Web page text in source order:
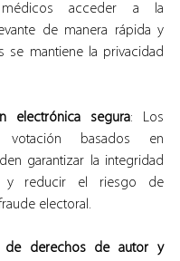
médicos acceder a la
de manera rápida y
se mantiene la privacidad
electrónica segura: Los
votación basados en
garantizar la integridad
reducir el riesgo de
electoral.
de derechos de autor y